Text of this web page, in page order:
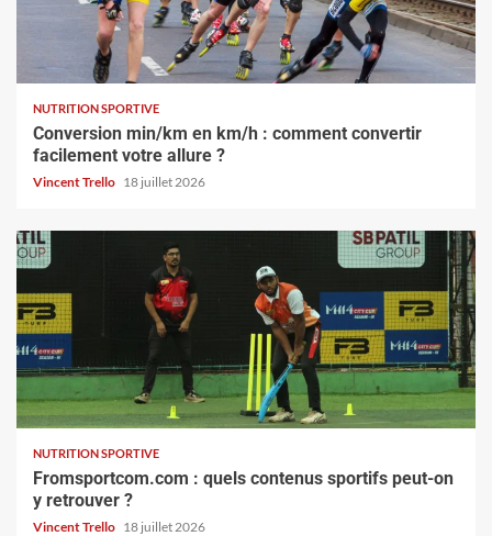
NUTRITION SPORTIVE
Conversion min/km en km/h : comment convertir
facilement votre allure ?
Vincent Trello 18 juillet 2026
NUTRITION SPORTIVE
Fromsportcom.com : quels contenus sportifs peut-on
y retrouver ?
Vincent Trello 18 juillet 2026